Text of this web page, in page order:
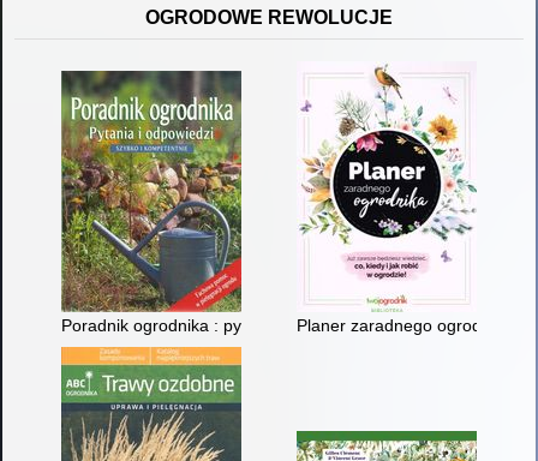
OGRODOWE REWOLUCJE
Poradnik ogrodnika : pytania i odpowiedzi : szybko i
Planer zaradnego ogrodnika :